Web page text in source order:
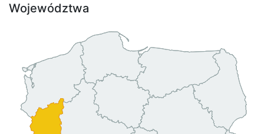
Województwa